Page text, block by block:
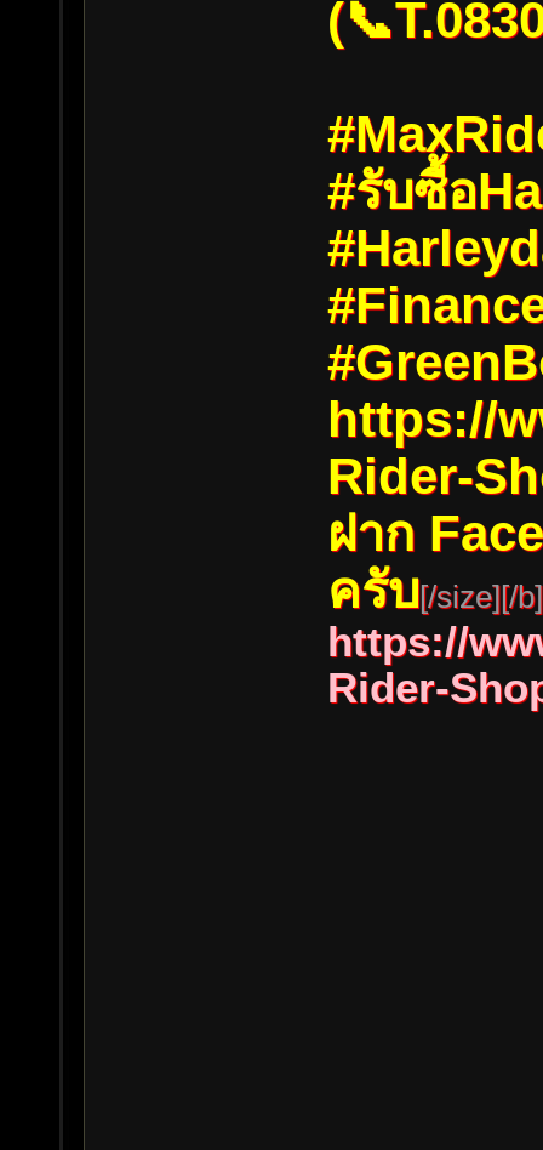
#รับซื้อ
https://
Rider-
ฝาก
ครับ[/size][/b]
https://
Rider-